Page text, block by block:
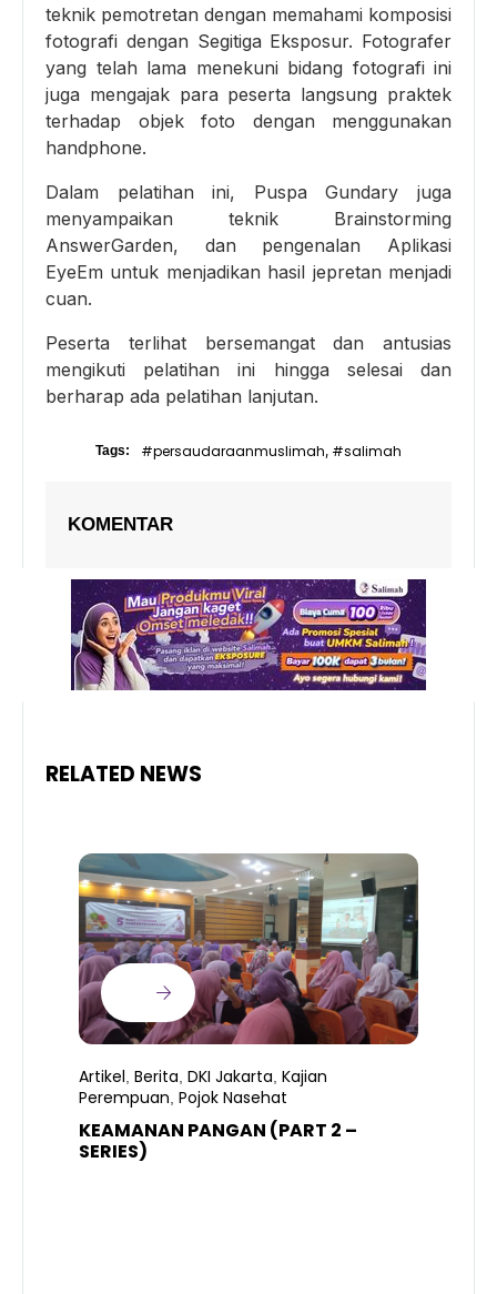
teknik pemotretan dengan memahami komposisi
fotografi dengan Segitiga Eksposur. Fotografer
yang telah lama menekuni bidang fotografi ini
juga mengajak para peserta langsung praktek
terhadap objek foto dengan menggunakan
handphone.
Dalam pelatihan ini, Puspa Gundary juga
menyampaikan teknik Brainstorming
AnswerGarden, dan pengenalan Aplikasi
EyeEm untuk menjadikan hasil jepretan menjadi
cuan.
Peserta terlihat bersemangat dan antusias
mengikuti pelatihan ini hingga selesai dan
berharap ada pelatihan lanjutan.
Tags: #persaudaraanmuslimah, #salimah
KOMENTAR
RELATED NEWS
Artikel Berita DKI Jakarta Kajian
Perempuan Pojok Nasehat
KEAMANAN PANGAN (PART 2 –
SERIES)